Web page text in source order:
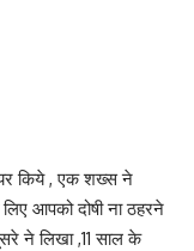
किये , एक शख्स ने
आपको दोषी ना ठहरने
ने लिखा ,11 साल के